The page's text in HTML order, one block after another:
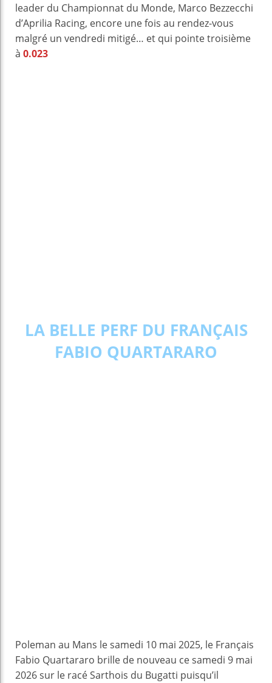
leader du Championnat du Monde, Marco Bezzecchi
d’Aprilia Racing, encore une fois au rendez-vous
malgré un vendredi mitigé… et qui pointe troisième
à 0.023
LA BELLE PERF DU FRANÇAIS
FABIO QUARTARARO
Poleman au Mans le samedi 10 mai 2025, le Français
Fabio Quartararo brille de nouveau ce samedi 9 mai
2026 sur le racé Sarthois du Bugatti puisqu’il